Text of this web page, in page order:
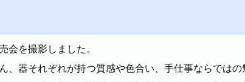
プル
会を撮影しました。
器それぞれが持つ質感や色合い、手仕事ならではの